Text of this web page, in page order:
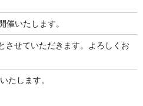
いたします。
させていただきます。よろしくお
たします。